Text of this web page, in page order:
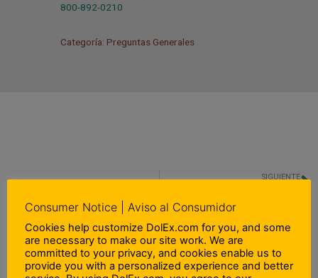
800-892-0210
Categoría: Preguntas Generales
SIGUIENTE
Consumer Notice | Aviso al Consumidor
Cookies help customize DolEx.com for you, and some
are necessary to make our site work. We are
committed to your privacy, and cookies enable us to
provide you with a personalized experience and better